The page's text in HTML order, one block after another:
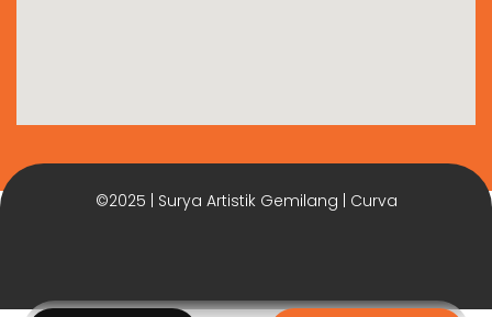
©2025 | Surya Artistik Gemilang | Curva